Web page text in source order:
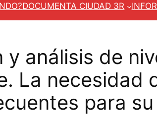
DOCUMENTA CIUDAD 3R
y análisis de
La necesidad
para